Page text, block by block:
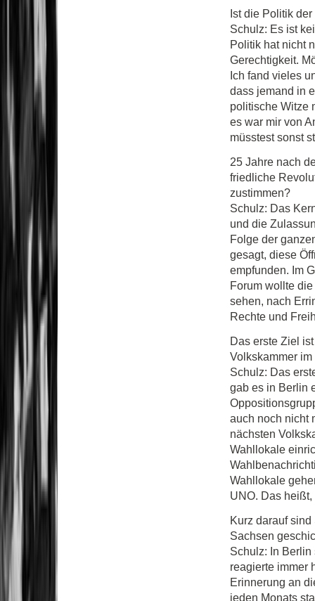
Ist die Politik
Schulz: Es ist
Politik hat nicht
Gerechtigkeit.
Ich fand vieles
dass jemand in
politische Witze
es war mir von
müsstest sonst
25 Jahre nach
friedliche
zustimmen?
Schulz: Das
und die
Folge der
gesagt, diese
empfunden. Im
Forum wollte
sehen, nach
Rechte und
Das erste Ziel
Volkskammer
Schulz: Das
gab es in Berlin
auch noch nicht
nächsten
Wahllokale
Wahllokale
UNO. Das
Kurz darauf
Sachsen
Schulz: In
reagierte immer
Erinnerung an
jeden Monats